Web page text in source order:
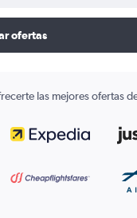
ofertas
las mejores ofertas